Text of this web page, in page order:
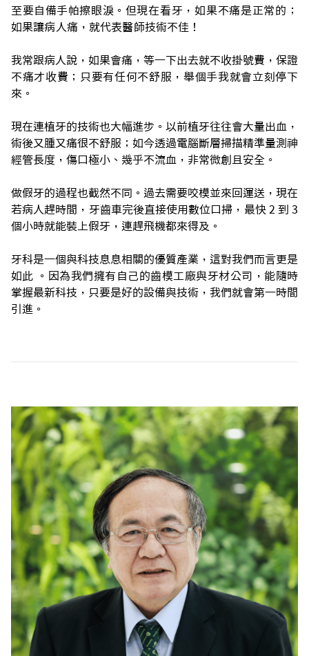
至要自備手帕擦眼淚。 但現在看牙，如果不痛是正常的；
如果讓病人痛，就代表醫師技術不佳！
我常跟病人說，如果會痛，等一下出去就不收掛號費，保證
不痛才收費；只要有任何不舒服，舉個手我就會立刻停下
來。
現在連植牙的技術也大幅進步。以前植牙往往會大量出血，
術後又腫又痛很不舒服；如今透過電腦斷層掃描精準量測神
經管長度，傷口極小、幾乎不流血，非常微創且安全。
做假牙的過程也截然不同。過去需要咬模並來回運送，現在
若病人趕時間，牙齒車完後直接使用數位口掃，最快 2 到 3
個小時就能裝上假牙，連趕飛機都來得及。
牙科是一個與科技息息相關的優質產業，這對我們而言更是
如此 。因為我們擁有自己的齒模工廠與牙材公司，能隨時
掌握最新科技，只要是好的設備與技術，我們就會第一時間
引進。